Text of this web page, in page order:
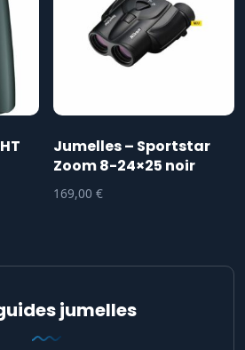
Jumelles – Sportstar
Zoom 8-24×25 noir
169,00€
jumelles